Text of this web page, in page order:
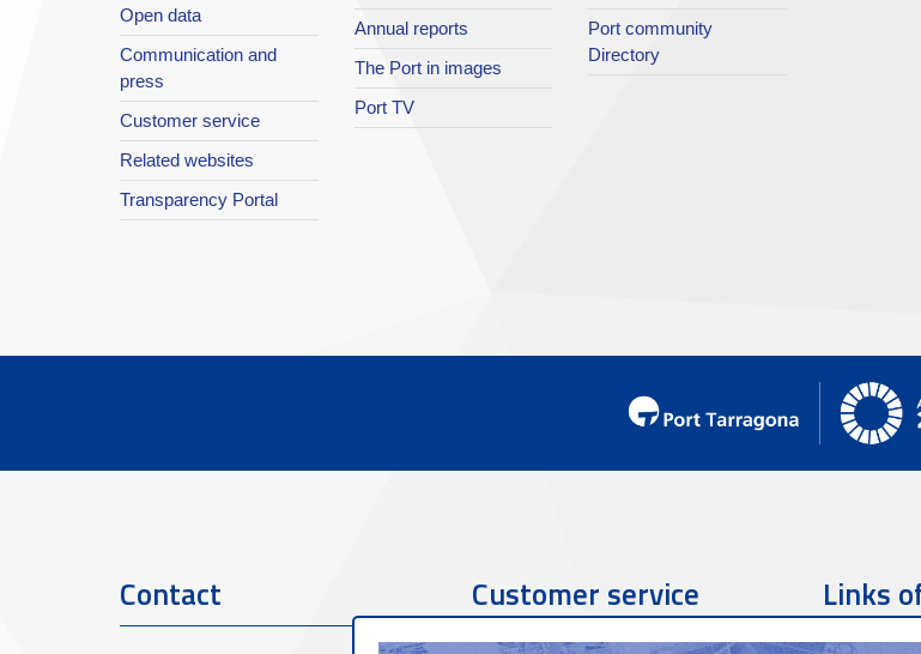
Open data
Communication and
press
Customer service
Related websites
Transparency Portal
Annual reports
The Port in images
Port TV
Port community
Directory
Contact Customer service Links